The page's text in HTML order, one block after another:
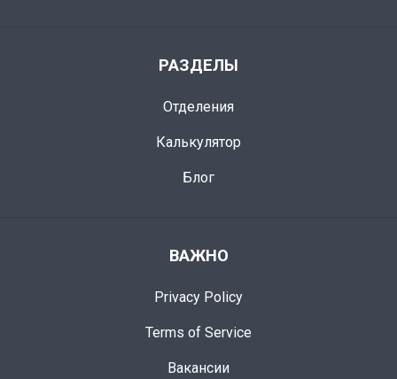
РАЗДЕЛЫ
Отделения
Калькулятор
Блог
ВАЖНО
Privacy Policy
Terms of Service
Вакансии